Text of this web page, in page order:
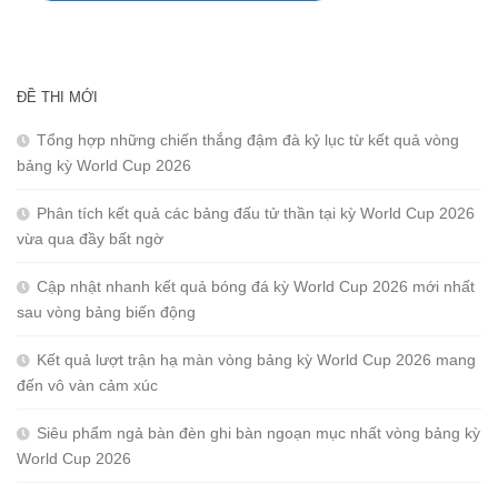
ĐỀ THI MỚI
Tổng hợp những chiến thắng đậm đà kỷ lục từ kết quả vòng
bảng kỳ World Cup 2026
Phân tích kết quả các bảng đấu tử thần tại kỳ World Cup 2026
vừa qua đầy bất ngờ
Cập nhật nhanh kết quả bóng đá kỳ World Cup 2026 mới nhất
sau vòng bảng biến động
Kết quả lượt trận hạ màn vòng bảng kỳ World Cup 2026 mang
đến vô vàn cảm xúc
Siêu phẩm ngả bàn đèn ghi bàn ngoạn mục nhất vòng bảng kỳ
World Cup 2026